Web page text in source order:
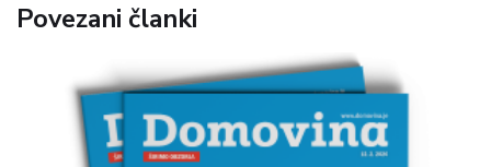
Povezani članki